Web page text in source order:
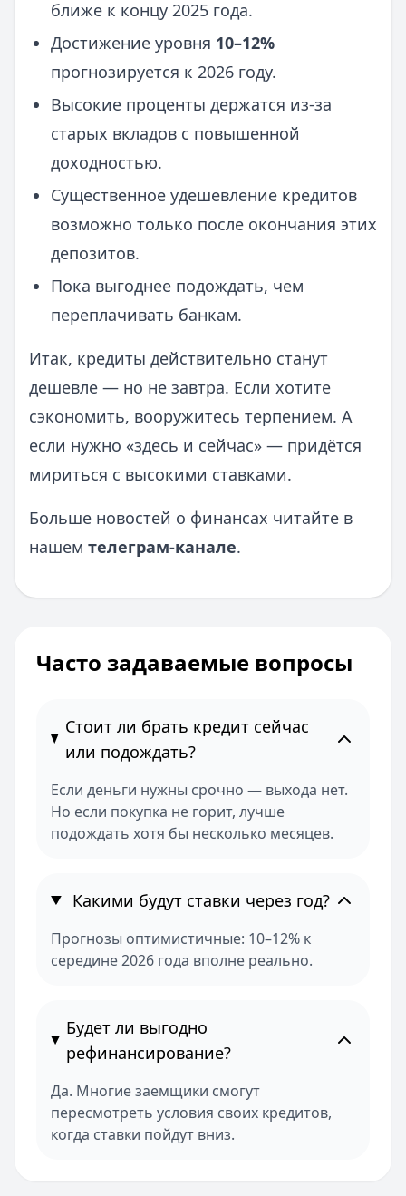
ближе к концу 2025 года.
Достижение уровня 10–12%
прогнозируется к 2026 году.
Высокие проценты держатся из-за
старых вкладов с повышенной
доходностью.
Существенное удешевление кредитов
возможно только после окончания этих
депозитов.
Пока выгоднее подождать, чем
переплачивать банкам.
Итак, кредиты действительно станут
дешевле — но не завтра. Если хотите
сэкономить, вооружитесь терпением. А
если нужно «здесь и сейчас» — придётся
мириться с высокими ставками.
Больше новостей о финансах читайте в
нашем телеграм-канале.
Часто задаваемые вопросы
Стоит ли брать кредит сейчас
или подождать?
Если деньги нужны срочно — выхода нет.
Но если покупка не горит, лучше
подождать хотя бы несколько месяцев.
Какими будут ставки через год?
Прогнозы оптимистичные: 10–12% к
середине 2026 года вполне реально.
Будет ли выгодно
рефинансирование?
Да. Многие заемщики смогут
пересмотреть условия своих кредитов,
когда ставки пойдут вниз.